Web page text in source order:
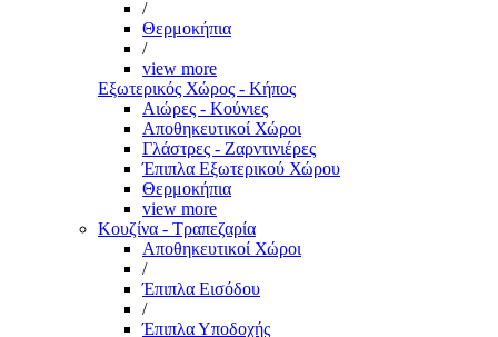
/
Θερμοκήπια
/
view more
Εξωτερικός Χώρος - Κήπος
Αιώρες - Κούνιες
Αποθηκευτικοί Χώροι
Γλάστρες - Ζαρντινιέρες
Έπιπλα Εξωτερικού Χώρου
Θερμοκήπια
view more
Κουζίνα - Τραπεζαρία
Αποθηκευτικοί Χώροι
/
Έπιπλα Εισόδου
/
Έπιπλα Υποδοχής